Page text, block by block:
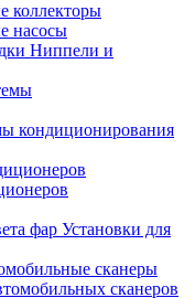
коллекторы
насосы
Ниппели и
кондиционирования
Установки для
сканеры